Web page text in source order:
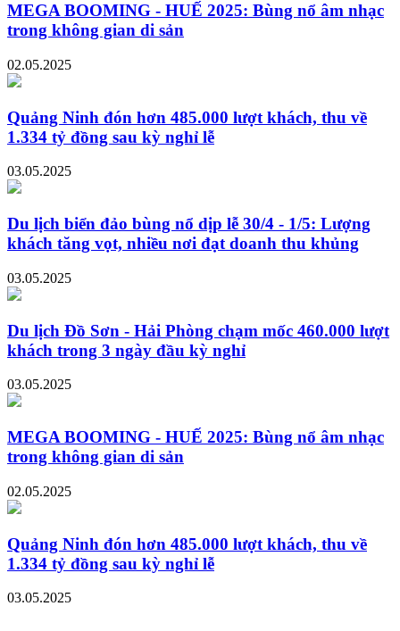
MEGA BOOMING - HUẾ 2025: Bùng nổ âm nhạc
trong không gian di sản
02.05.2025
Quảng Ninh đón hơn 485.000 lượt khách, thu về
1.334 tỷ đồng sau kỳ nghỉ lễ
03.05.2025
Du lịch biển đảo bùng nổ dịp lễ 30/4 - 1/5: Lượng
khách tăng vọt, nhiều nơi đạt doanh thu khủng
03.05.2025
Du lịch Đồ Sơn - Hải Phòng chạm mốc 460.000 lượt
khách trong 3 ngày đầu kỳ nghỉ
03.05.2025
MEGA BOOMING - HUẾ 2025: Bùng nổ âm nhạc
trong không gian di sản
02.05.2025
Quảng Ninh đón hơn 485.000 lượt khách, thu về
1.334 tỷ đồng sau kỳ nghỉ lễ
03.05.2025